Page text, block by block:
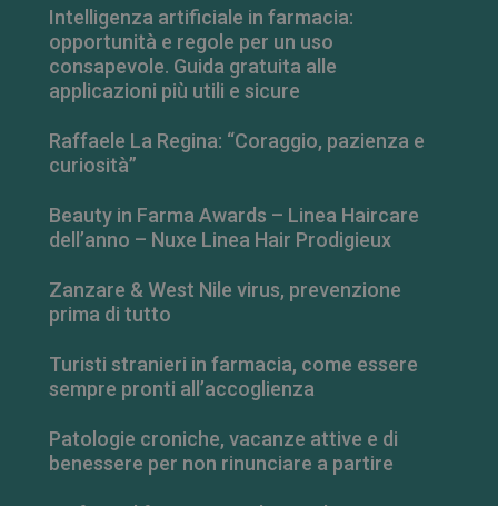
Intelligenza artificiale in farmacia:
opportunità e regole per un uso
consapevole. Guida gratuita alle
applicazioni più utili e sicure
Raffaele La Regina: “Coraggio, pazienza e
curiosità”
Beauty in Farma Awards – Linea Haircare
dell’anno – Nuxe Linea Hair Prodigieux
Zanzare & West Nile virus, prevenzione
prima di tutto
Turisti stranieri in farmacia, come essere
sempre pronti all’accoglienza
Patologie croniche, vacanze attive e di
benessere per non rinunciare a partire
.www.farmamese.it
_ga_RV9MB13F2Q .farmamese.it